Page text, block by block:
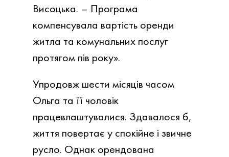
Висоцька. – Програма
компенсувала вартість оренди
житла та комунальних послуг
протягом пів року».
Упродовж шести місяців часом
Ольга та її чоловік
працевлаштувалися. Здавалося б,
життя повертає у спокійне і звичне
русло. Однак орендована